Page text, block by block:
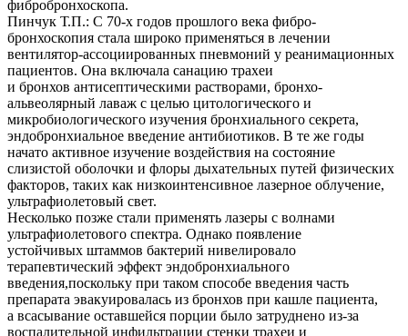
фибробронхоскопа.
Пинчук Т.П.: С 70-х годов прошлого века фибро-
бронхоскопия стала широко применяться в лечении
вентилятор-ассоциированных пневмоний у реанимационных
пациентов. Она включала санацию трахеи
и бронхов антисептическими растворами, бронхо-
альвеолярный лаваж с целью цитологического и
микробиологического изучения бронхиального секрета,
эндобронхиальное введение антибиотиков. В те же годы
начато активное изучение воздействия на состояние
слизистой оболочки и флоры дыхательных путей физических
факторов, таких как низкоинтенсивное лазерное облучение,
ультрафиолетовый свет.
Несколько позже стали применять лазеры с волнами
ультрафиолетового спектра. Однако появление
устойчивых штаммов бактерий нивелировало
терапевтический эффект эндобронхиального
введения,поскольку при таком способе введения часть
препарата эвакуировалась из бронхов при кашле пациента,
а всасывание оставшейся порции было затруднено из-за
воспалительной инфильтрации стенки трахеи и